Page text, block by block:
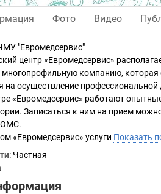
Фото Видео
"Евромедсервис"
центр «Евромедсервис»
многопрофильную компанию,
осуществление
«Евромедсервис» работают
Записаться к ним на прием
ОМС.
«Евромедсервис» услуги Показать
: Частная